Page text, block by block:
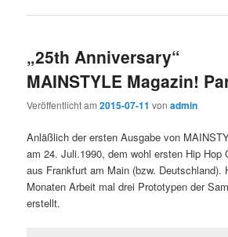
„25th Anniversary“
MAINSTYLE Magazin!
Veröffentlicht am2015-07-11 vonadmin
Anläßlich der ersten Ausgabe von
am 24. Juli.1990, dem wohl ersten Hip Hop
aus Frankfurt am Main (bzw. Deutschland).
Monaten Arbeit mal drei Prototypen der
erstellt.